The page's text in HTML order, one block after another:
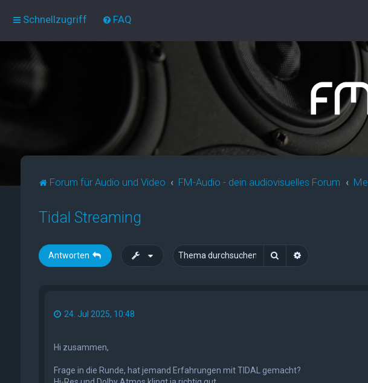
Schnellzugriff FAQ
Forum für Audio und Video FM-Audio - dein audiovisuelles Forum
Tidal Streaming
Antworten Suche Erweiterte Suche
24. Jul 2025, 10:48
Hi zusammen,
Frage in die Runde, hat jemand Erfahrungen mit TIDAL gemacht?